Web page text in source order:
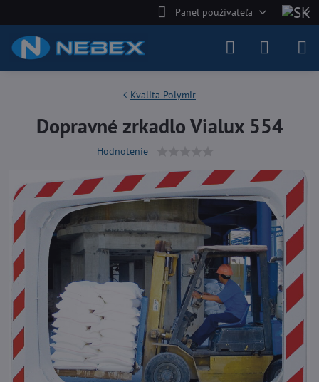
Panel používateľa
Kvalita Polymir
Dopravné zrkadlo Vialux 554
Hodnotenie